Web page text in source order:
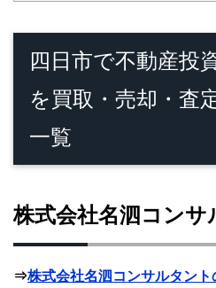
四日市で不動産投
を買取・売却・査
一覧
株式会社名泗コン
⇒株式会社名泗コンサルタント